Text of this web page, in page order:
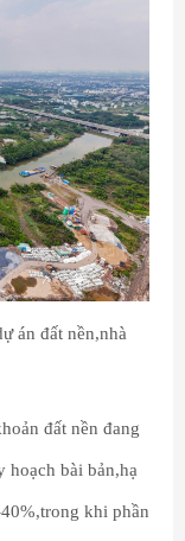
án đất nền,nhà
đất nền đang
hoạch bài bản,hạ
khi phần